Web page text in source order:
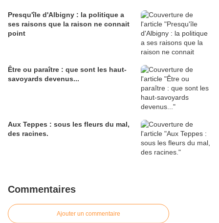
Presqu'île d'Albigny : la politique a
ses raisons que la raison ne connait
point
Être ou paraître : que sont les haut-
savoyards devenus...
Aux Teppes : sous les fleurs du mal,
des racines.
Commentaires
Ajouter un commentaire